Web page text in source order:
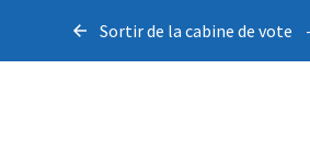
Sortir de la cabine de vote -